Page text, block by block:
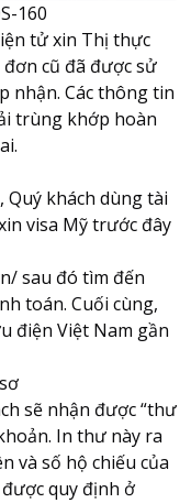
160
tử xin Thị thực
cũ đã được sử
nhận. Các thông tin
trùng khớp hoàn
Quý khách dùng tài
visa Mỹ trước đây
sau đó tìm đến
toán. Cuối cùng,
điện Việt Nam gần
sẽ nhận được “thư
In thư này ra
và số hộ chiếu của
quy định ở